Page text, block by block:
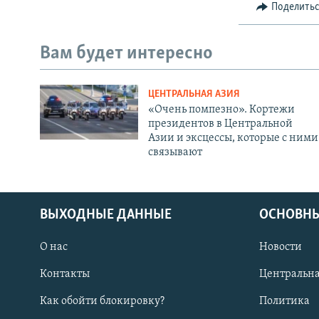
Вам будет интересно
ЦЕНТРАЛЬНАЯ АЗИЯ
«Очень помпезно». Кортежи
президентов в Центральной
Азии и эксцессы, которые с ними
связывают
ВЫХОДНЫЕ ДАННЫЕ
О нас
Контакты
Как обойти блокировку?
Новости
Политика